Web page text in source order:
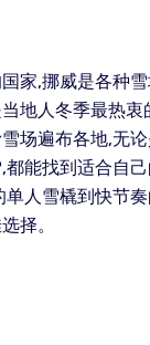
家,挪威是各种雪
地人冬季最热衷
场遍布各地,无
能找到适合自
单人雪橇到快节
择。